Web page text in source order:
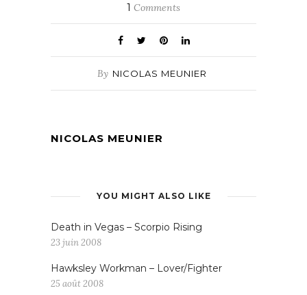
1 Comments
By NICOLAS MEUNIER
NICOLAS MEUNIER
YOU MIGHT ALSO LIKE
Death in Vegas – Scorpio Rising
23 juin 2008
Hawksley Workman – Lover/Fighter
25 août 2008